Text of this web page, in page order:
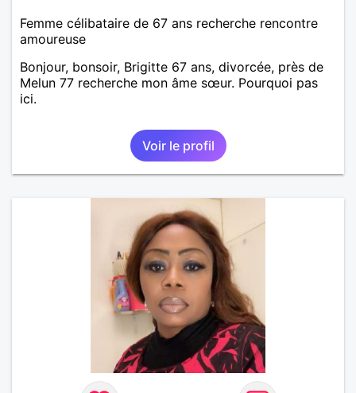
Femme célibataire de 67 ans recherche rencontre
amoureuse
Bonjour, bonsoir, Brigitte 67 ans, divorcée, près de
Melun 77 recherche mon âme sœur. Pourquoi pas
ici.
Voir le profil